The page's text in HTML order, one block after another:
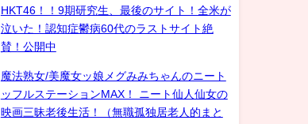
HKT46！！9期研究生、最後のサイト！全米が
泣いた！認知症鬱病60代のラストサイト絶
賛！公開中
魔法熟女/美魔女ッ娘メグみみちゃんのニート
ッフルステーションMAX！ ニート仙人仙女の
映画三昧老後生活！（無職孤独居老人的まと